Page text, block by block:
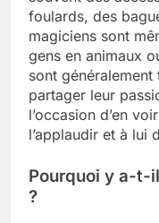
foulards, des
magiciens sont
gens en animaux
sont
partager leur
l’occasion d’en
l’applaudir et à lui
Pourquoi y a-t-
?